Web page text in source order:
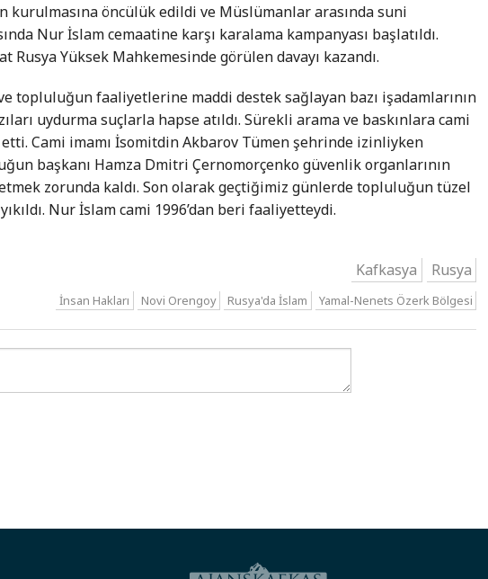
öncülük edildi ve Müslümanlar arasında suni
Nur İslam cemaatine karşı karalama kampanyası başlatıldı.
Rusya Yüksek Mahkemesinde görülen davayı kazandı.
topluluğun faaliyetlerine maddi destek sağlayan bazı işadamlarının
uydurma suçlarla hapse atıldı. Sürekli arama ve baskınlara cami
Cami imamı İsomitdin Akbarov Tümen şehrinde izinliyken
başkanı Hamza Dmitri Çernomorçenko güvenlik organlarının
zorunda kaldı. Son olarak geçtiğimiz günlerde topluluğun tüzel
Nur İslam cami 1996’dan beri faaliyetteydi.
Kafkasya Rusya
İnsan Hakları Novi Orengoy Rusya'da İslam Yamal-Nenets Özerk Bölgesi